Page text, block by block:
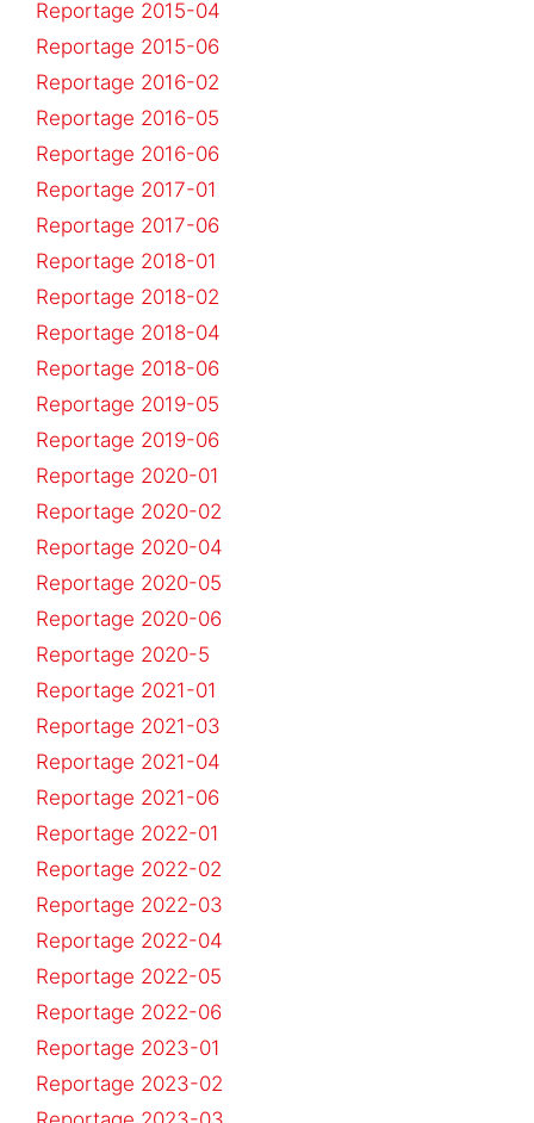
Reportage 2015-04
Reportage 2015-06
Reportage 2016-02
Reportage 2016-05
Reportage 2016-06
Reportage 2017-01
Reportage 2017-06
Reportage 2018-01
Reportage 2018-02
Reportage 2018-04
Reportage 2018-06
Reportage 2019-05
Reportage 2019-06
Reportage 2020-01
Reportage 2020-02
Reportage 2020-04
Reportage 2020-05
Reportage 2020-06
Reportage 2020-5
Reportage 2021-01
Reportage 2021-03
Reportage 2021-04
Reportage 2021-06
Reportage 2022-01
Reportage 2022-02
Reportage 2022-03
Reportage 2022-04
Reportage 2022-05
Reportage 2022-06
Reportage 2023-01
Reportage 2023-02